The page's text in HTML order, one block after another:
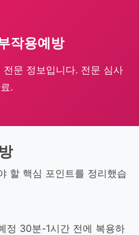
작용예방
문 정보입니다. 전문 심사
.
할 핵심 포인트를 정리했습
정 30분-1시간 전에 복용하